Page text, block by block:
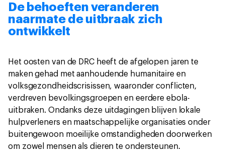
De behoeften veranderen
naarmate de uitbraak zich
ontwikkelt
Het oosten van de DRC heeft de afgelopen jaren te
maken gehad met aanhoudende humanitaire en
volksgezondheidscrisissen, waaronder conflicten,
verdreven bevolkingsgroepen en eerdere ebola-
uitbraken. Ondanks deze uitdagingen blijven lokale
hulpverleners en maatschappelijke organisaties onder
buitengewoon moeilijke omstandigheden doorwerken
om zowel mensen als dieren te ondersteunen.